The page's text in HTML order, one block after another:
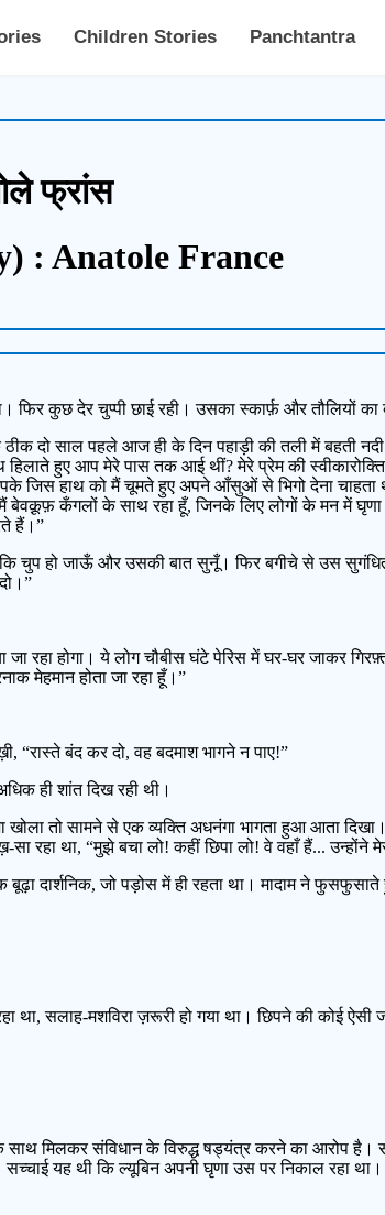
Children Stories Panchtantra
फ्रांस
: Anatole France
फिर कुछ देर चुप्पी छाई रही। उसका स्कार्फ़ और तौलियों का
ठीक दो साल पहले आज ही के दिन पहाड़ी की तली में बहती
हुए आप मेरे पास तक आई थीं? मेरे प्रेम की
जिस हाथ को मैं चूमते हुए अपने आँसुओं से भिगो देना चाहता
बेवक़ूफ़ कँगलों के साथ रहा हूँ, जिनके लिए लोगों के मन में
हैं।”
चुप हो जाऊँ और उसकी बात सुनूँ। फिर बगीचे से उस
रहा होगा। ये लोग चौबीस घंटे पेरिस में घर-घर जाकर
मेहमान होता जा रहा हूँ।”
“रास्ते बंद कर दो, वह बदमाश भागने न पाए!”
ही शांत दिख रही थी।
तो सामने से एक व्यक्ति अधनंगा भागता हुआ आता
था, “मुझे बचा लो! कहीं छिपा लो! वे वहाँ हैं... उन्होंने
बूढ़ा दार्शनिक, जो पड़ोस में ही रहता था। मादाम ने
सलाह-मशविरा ज़रूरी हो गया था। छिपने की कोई ऐसी
साथ मिलकर संविधान के विरुद्ध षड्यंत्र करने का आरोप
यह थी कि ल्यूबिन अपनी घृणा उस पर निकाल रहा